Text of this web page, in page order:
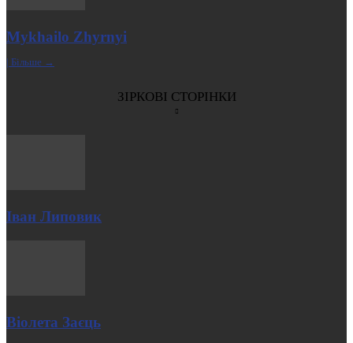
Mykhailo Zhyrnyi
| Більше →
ЗІРКОВІ СТОРІНКИ
Іван Липовик
Віолета Заєць